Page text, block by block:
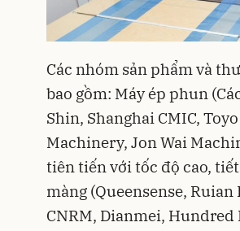
Các nhóm sản phẩm và
bao gồm: Máy ép phun
Shin, Shanghai CMIC,
Machinery, Jon Wai
tiên tiến với tốc độ cao,
màng (Queensense,
CNRM, Dianmei, Hundred